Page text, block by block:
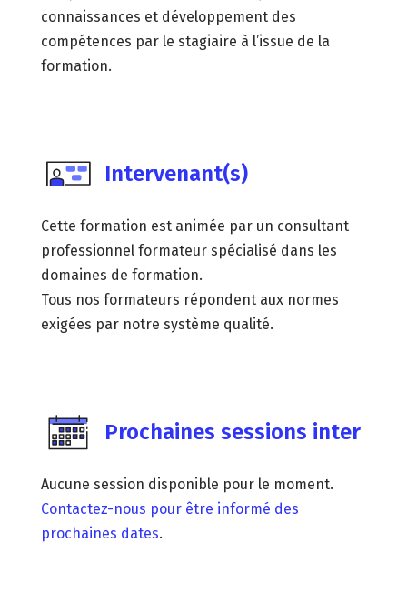
connaissances et développement des
compétences par le stagiaire à l’issue de la
formation.
Intervenant(s)
Cette formation est animée par un consultant
professionnel formateur spécialisé dans les
domaines de formation.
Tous nos formateurs répondent aux normes
exigées par notre système qualité.
Prochaines sessions inter
Aucune session disponible pour le moment.
Contactez-nous pour être informé des
prochaines dates.